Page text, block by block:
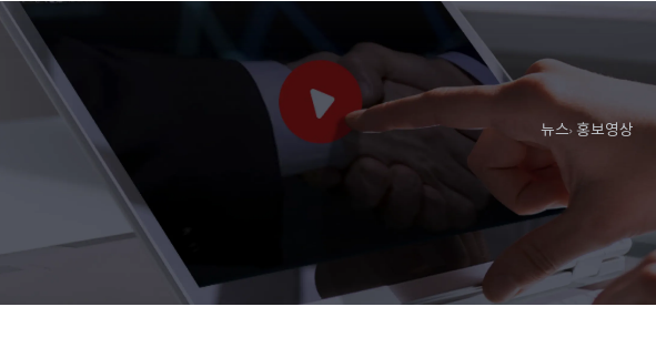
뉴스 홍보영상